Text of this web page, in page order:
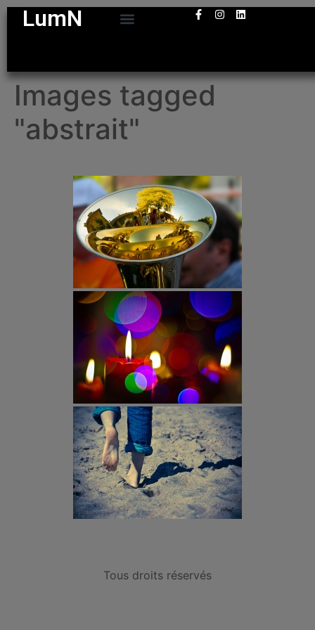
LumN
Images tagged
"abstrait"
Tous droits réservés